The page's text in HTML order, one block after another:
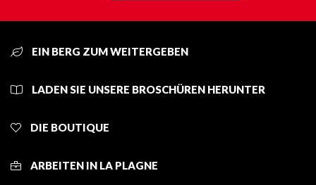
EIN BERG ZUM WEITERGEBEN
LADEN SIE UNSERE BROSCHÜREN HERUNTER
DIE BOUTIQUE
ARBEITEN IN LA PLAGNE